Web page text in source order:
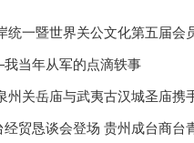
统一暨世界关公文化第五届会
当年从军的点滴轶事
州关岳庙与武夷古汉城圣庙携
贸恳谈会登场 贵州成台商台